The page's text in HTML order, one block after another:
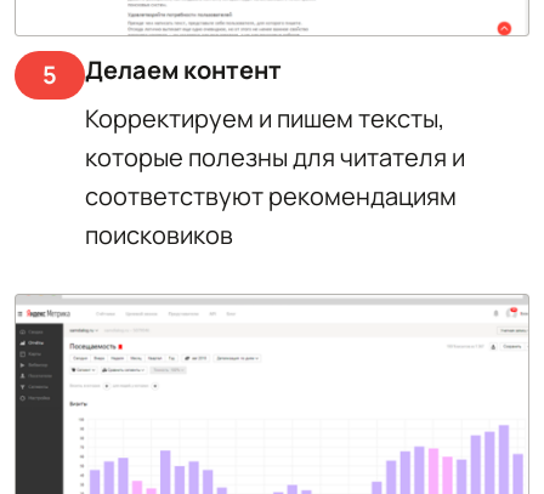
5
Делаем контент
Корректируем и пишем тексты,
которые полезны для читателя и
соответствуют рекомендациям
поисковиков